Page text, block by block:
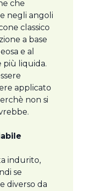
che
negli angoli
classico
a base
e al
più liquida.
applicato
non si
indurito,
se
diverso da